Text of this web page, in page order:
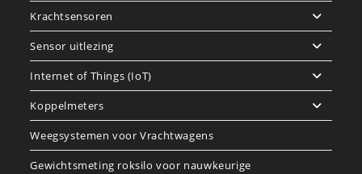
Krachtsensoren
Sensor uitlezing
Internet of Things (IoT)
Koppelmeters
Weegsystemen voor Vrachtwagens
Gewichtsmeting roksilo voor nauwkeurige